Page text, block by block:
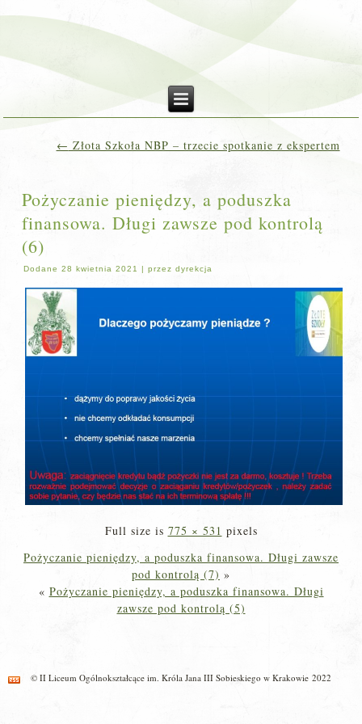
← Złota Szkoła NBP – trzecie spotkanie z ekspertem
Pożyczanie pieniędzy, a poduszka
finansowa. Długi zawsze pod kontrolą
(6)
Dodane 28 kwietnia 2021 |przez dyrekcja
Full size is 775 × 531 pixels
Pożyczanie pieniędzy, a poduszka finansowa. Długi zawsze
pod kontrolą (7) »
« Pożyczanie pieniędzy, a poduszka finansowa. Długi
zawsze pod kontrolą (5)
© II Liceum Ogólnokształcące im. Króla Jana III Sobieskiego w Krakowie 2022